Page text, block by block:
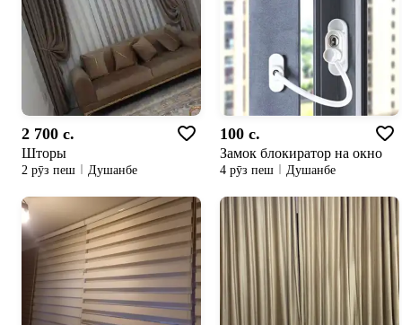
2 700 c.
Шторы
2 рӯз пеш Душанбе
100 c.
Замок блокиратор на окно
4 рӯз пеш Душанбе